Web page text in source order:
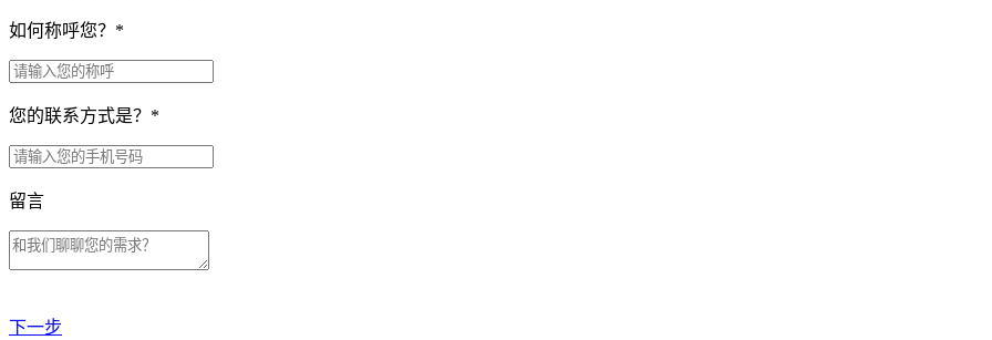
如何称呼您？ *
您的联系方式是？ *
留言
下一步